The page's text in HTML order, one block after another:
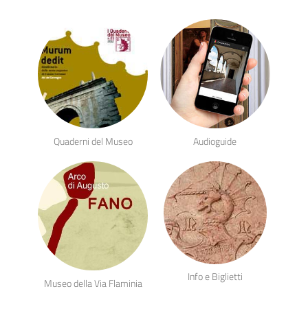
Quaderni del Museo Audioguide
Museo della Via Flaminia Info e Biglietti